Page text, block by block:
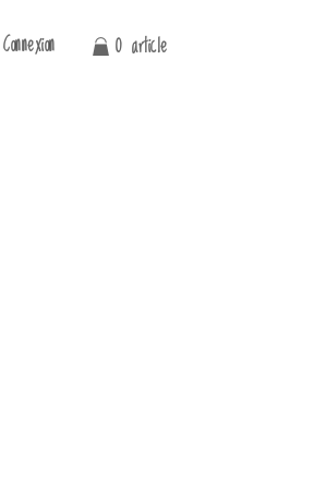
Connexion 0 article